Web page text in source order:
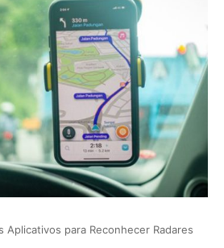
Aplicativos para Reconhecer Radares